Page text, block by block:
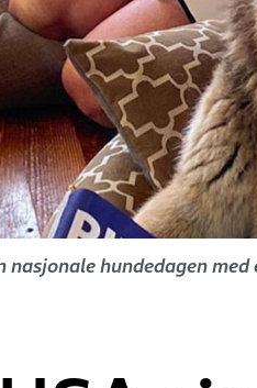
hundedagen